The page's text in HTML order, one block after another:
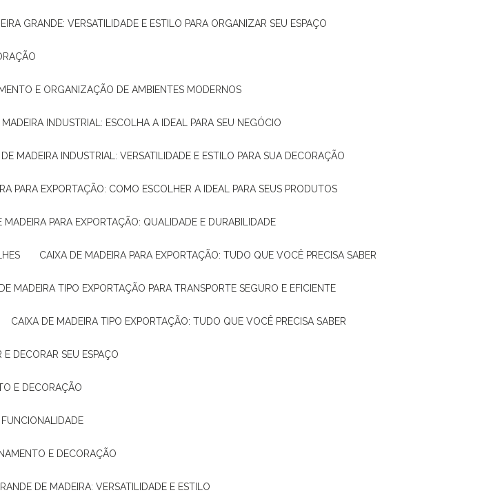
GRANDE: VERSATILIDADE E ESTILO PARA ORGANIZAR SEU ESPAÇO
E ORGANIZAÇÃO DE AMBIENTES MODERNOS
MADEIRA INDUSTRIAL: ESCOLHA A IDEAL PARA SEU NEGÓCIO
DE MADEIRA INDUSTRIAL: VERSATILIDADE E ESTILO PARA SUA DECORAÇÃO
PARA EXPORTAÇÃO: COMO ESCOLHER A IDEAL PARA SEUS PRODUTOS
MADEIRA PARA EXPORTAÇÃO: QUALIDADE E DURABILIDADE
CAIXA DE MADEIRA PARA EXPORTAÇÃO: TUDO QUE VOCÊ PRECISA SABER
DE MADEIRA TIPO EXPORTAÇÃO PARA TRANSPORTE SEGURO E EFICIENTE
CAIXA DE MADEIRA TIPO EXPORTAÇÃO: TUDO QUE VOCÊ PRECISA SABER
DECORAR SEU ESPAÇO
E DECORAÇÃO
E DECORAÇÃO
DE MADEIRA: VERSATILIDADE E ESTILO